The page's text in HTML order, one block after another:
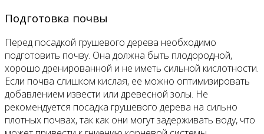
Подготовка почвы
Перед посадкой грушевого дерева необходимо
подготовить почву. Она должна быть плодородной,
хорошо дренированной и не иметь сильной кислотности.
Если почва слишком кислая, ее можно оптимизировать
добавлением извести или древесной золы. Не
рекомендуется посадка грушевого дерева на сильно
плотных почвах, так как они могут задерживать воду, что